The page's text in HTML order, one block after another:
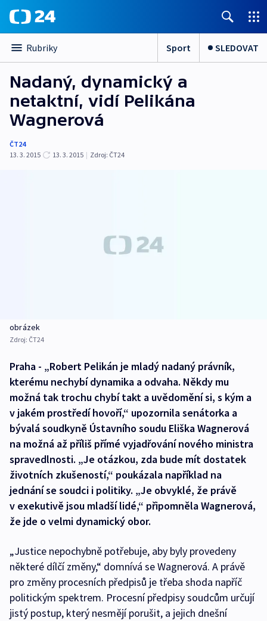
Rubriky Sport SLEDOVAT
Nadaný, dynamický a
netaktní, vidí Pelikána
Wagnerová
ČT24
13. 3. 2015
13. 3. 2015 | Zdroj: ČT24
obrázek
Zdroj: ČT24
Praha - „Robert Pelikán je mladý nadaný právník,
kterému nechybí dynamika a odvaha. Někdy mu
možná tak trochu chybí takt a uvědomění si, s kým a
v jakém prostředí hovoří,“ upozornila senátorka a
bývalá soudkyně Ústavního soudu Eliška Wagnerová
na možná až příliš přímé vyjadřování nového ministra
spravedlnosti. „Je otázkou, zda bude mít dostatek
životních zkušeností,“ poukázala například na
jednání se soudci i politiky. „Je obvyklé, že právě
v exekutivě jsou mladší lidé,“ připomněla Wagnerová,
že jde o velmi dynamický obor.
„Justice nepochybně potřebuje, aby byly provedeny
některé dílčí změny,“ domnívá se Wagnerová. A právě
pro změny procesních předpisů je třeba shoda napříč
politickým spektrem. Procesní předpisy soudcům určují
jistý postup, který nesmějí porušit, a jejich dnešní